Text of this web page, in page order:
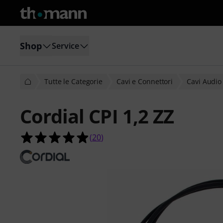
Shop Service
Tutte le Categorie Cavi e Connettori Cavi Audio
Cordial CPI 1,2 ZZ
4.9 su 5 stelle su 20 valutazioni dei
(20)